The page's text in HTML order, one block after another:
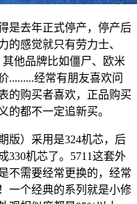
是去年正式停产，停产后
的感觉就只有劳力士、
他品牌比如僵尸、欧米
.........经常有朋友喜欢问
的购买者喜欢，正品购买
的都不一定追新买。
版）采用是324机芯，后
330机芯了。5711这套外
不需要经常更换的，经常
一个经典的系列就是小修